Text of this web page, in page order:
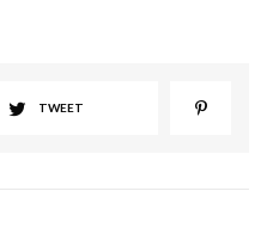
TWEET